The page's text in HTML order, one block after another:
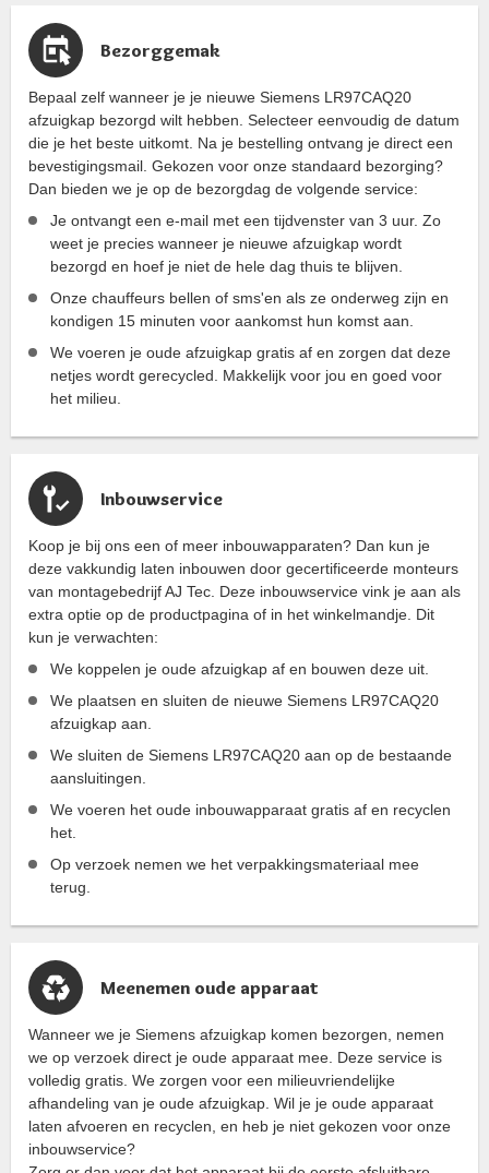
Bezorggemak
Bepaal zelf wanneer je je nieuwe Siemens LR97CAQ20
afzuigkap bezorgd wilt hebben. Selecteer eenvoudig de datum
die je het beste uitkomt. Na je bestelling ontvang je direct een
bevestigingsmail. Gekozen voor onze standaard bezorging?
Dan bieden we je op de bezorgdag de volgende service:
Je ontvangt een e-mail met een tijdvenster van 3 uur. Zo
weet je precies wanneer je nieuwe afzuigkap wordt
bezorgd en hoef je niet de hele dag thuis te blijven.
Onze chauffeurs bellen of sms'en als ze onderweg zijn en
kondigen 15 minuten voor aankomst hun komst aan.
We voeren je oude afzuigkap gratis af en zorgen dat deze
netjes wordt gerecycled. Makkelijk voor jou en goed voor
het milieu.
Inbouwservice
Koop je bij ons een of meer inbouwapparaten? Dan kun je
deze vakkundig laten inbouwen door gecertificeerde monteurs
van montagebedrijf AJ Tec. Deze inbouwservice vink je aan als
extra optie op de productpagina of in het winkelmandje. Dit
kun je verwachten:
We koppelen je oude afzuigkap af en bouwen deze uit.
We plaatsen en sluiten de nieuwe Siemens LR97CAQ20
afzuigkap aan.
We sluiten de Siemens LR97CAQ20 aan op de bestaande
aansluitingen.
We voeren het oude inbouwapparaat gratis af en recyclen
het.
Op verzoek nemen we het verpakkingsmateriaal mee
terug.
Meenemen oude apparaat
Wanneer we je Siemens afzuigkap komen bezorgen, nemen
we op verzoek direct je oude apparaat mee. Deze service is
volledig gratis. We zorgen voor een milieuvriendelijke
afhandeling van je oude afzuigkap. Wil je je oude apparaat
laten afvoeren en recyclen, en heb je niet gekozen voor onze
inbouwservice?